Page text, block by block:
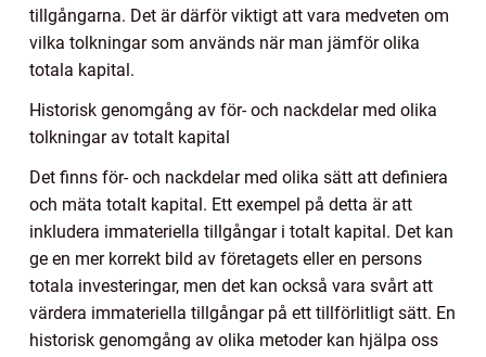
tillgångarna. Det är därför viktigt att vara medveten om
vilka tolkningar som används när man jämför olika
totala kapital.
Historisk genomgång av för- och nackdelar med olika
tolkningar av totalt kapital
Det finns för- och nackdelar med olika sätt att definiera
och mäta totalt kapital. Ett exempel på detta är att
inkludera immateriella tillgångar i totalt kapital. Det kan
ge en mer korrekt bild av företagets eller en persons
totala investeringar, men det kan också vara svårt att
värdera immateriella tillgångar på ett tillförlitligt sätt. En
historisk genomgång av olika metoder kan hjälpa oss